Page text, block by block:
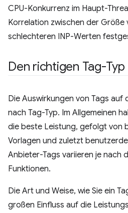
CPU-Konkurrenz im Haupt-
Korrelation zwischen der Größe
schlechteren INP-Werten
Den richtigen Tag-
Die Auswirkungen von Tags auf
nach Tag-Typ. Im Allgemeinen
die beste Leistung, gefolgt von
Vorlagen und zuletzt
Anbieter-Tags variieren je nach
Funktionen.
Die Art und Weise, wie Sie ein
großen Einfluss auf die